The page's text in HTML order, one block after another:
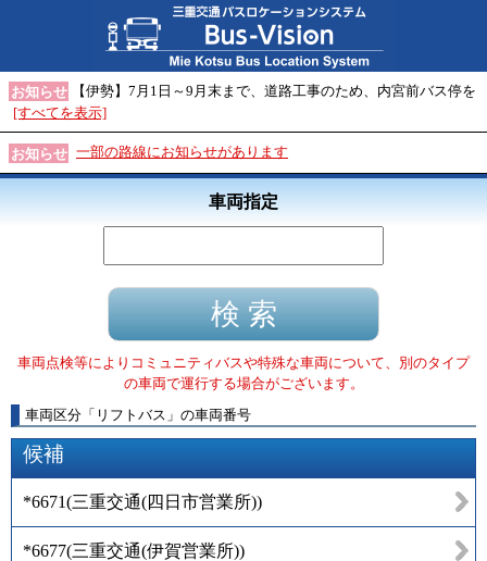
お知らせ
【伊勢】7月1日～9月末まで、道路工事のため、内宮前バス停を
[すべてを表示]
お知らせ 一部の路線にお知らせがあります
車両指定
車両点検等によりコミュニティバスや特殊な車両について、別のタイプ
の車両で運行する場合がございます。
車両区分 「 リフトバス 」 の車両番号
候補
*6671(三重交通(四日市営業所))
*6677(三重交通(伊賀営業所))